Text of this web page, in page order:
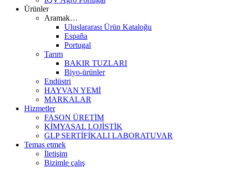
Ürünler
Aramak…
Uluslararası Ürün Kataloğu
España
Portugal
Tarım
BAKIR TUZLARI
Biyo-ürünler
Endüstri
HAYVAN YEMİ
MARKALAR
Hizmetler
FASON ÜRETİM
KİMYASAL LOJİSTİK
GLP SERTİFİKALI LABORATUVAR
Temas etmek
İletişim
Bizimle çalış